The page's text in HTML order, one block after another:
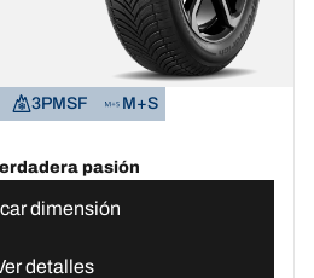
3PMSF
M+S
pasión
dimensión
detalles